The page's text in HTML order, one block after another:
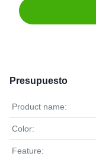
Presupuesto
Product name:
Color:
Feature: